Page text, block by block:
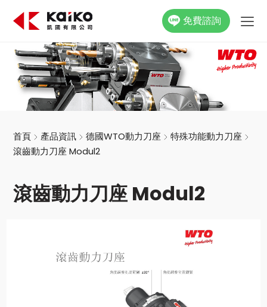
免費諮詢
關於凱國
產品資訊
最新消息
影片專區
首頁 產品資訊 德國WTO動力刀座
特殊功能動力刀座
滾齒動力刀座 Modul2
滾齒動力刀座 Modul2